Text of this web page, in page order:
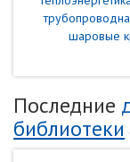
шаровые
Последние
библиотеки